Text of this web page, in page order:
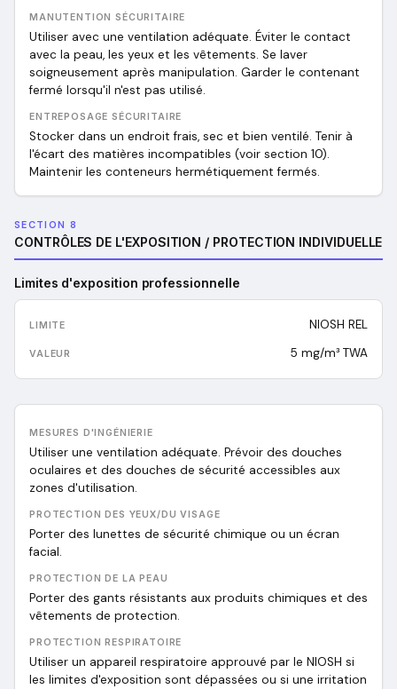
MANUTENTION SÉCURITAIRE
Utiliser avec une ventilation adéquate. Éviter le contact
avec la peau, les yeux et les vêtements. Se laver
soigneusement après manipulation. Garder le contenant
fermé lorsqu'il n'est pas utilisé.
ENTREPOSAGE SÉCURITAIRE
Stocker dans un endroit frais, sec et bien ventilé. Tenir à
l'écart des matières incompatibles (voir section 10).
Maintenir les conteneurs hermétiquement fermés.
SECTION 8
CONTRÔLES DE L'EXPOSITION / PROTECTION INDIVIDUELLE
Limites d'exposition professionnelle
NIOSH REL
5 mg/m³ TWA
MESURES D'INGÉNIERIE
Utiliser une ventilation adéquate. Prévoir des douches
oculaires et des douches de sécurité accessibles aux
zones d'utilisation.
PROTECTION DES YEUX/DU VISAGE
Porter des lunettes de sécurité chimique ou un écran
facial.
PROTECTION DE LA PEAU
Porter des gants résistants aux produits chimiques et des
vêtements de protection.
PROTECTION RESPIRATOIRE
Utiliser un appareil respiratoire approuvé par le NIOSH si
les limites d'exposition sont dépassées ou si une irritation